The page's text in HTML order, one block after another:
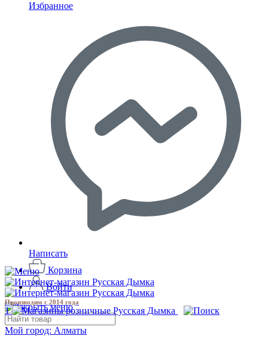
Избранное
Написать
Корзина
Войти
Производим с 2014 года
1
Мой город: Алматы